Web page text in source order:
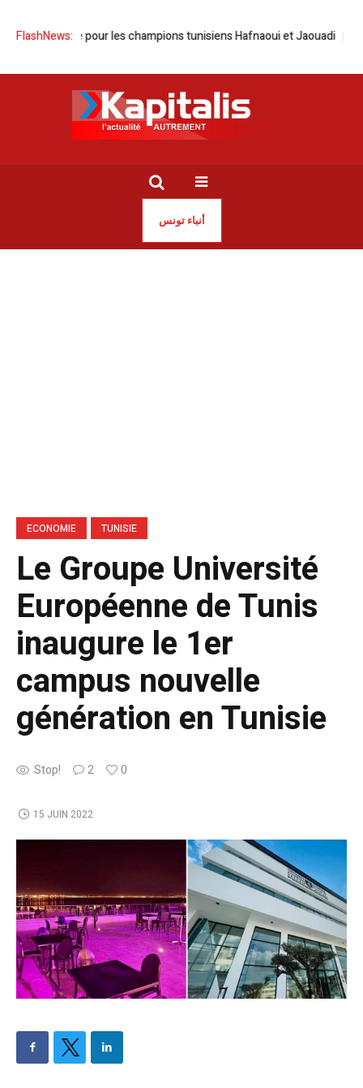
FlashNews:
pour les champions tunisiens Hafnaoui et Jaouadi Kteb Tounsi
أنباء تونس
ECONOMIE TUNISIE
Le Groupe Université
Européenne de Tunis
inaugure le 1er
campus nouvelle
génération en Tunisie
Stop! 2 0
15 JUIN 2022